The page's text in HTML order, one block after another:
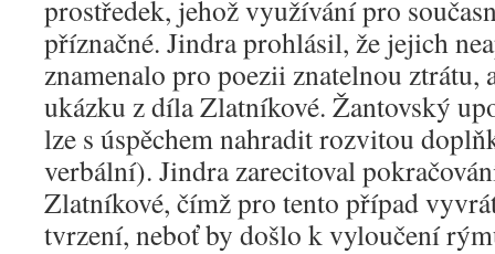
prostředek, jehož využívání pro
příznačné. Jindra prohlásil, že jejich
znamenalo pro poezii znatelnou ztrátu,
ukázku z díla Zlatníkové. Žantovský
lze s úspěchem nahradit rozvitou
verbální). Jindra zarecitoval
Zlatníkové, čímž pro tento případ
tvrzení, neboť by došlo k vyloučení